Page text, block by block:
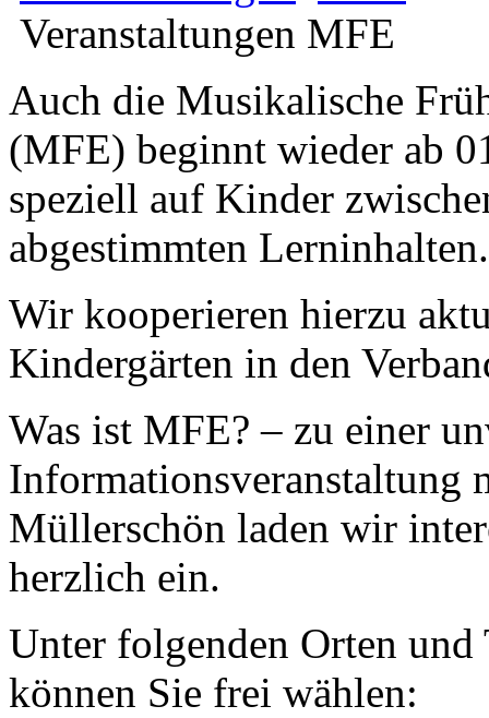
Veranstaltungen MFE
Auch die Musikalische
(MFE) beginnt wieder ab
speziell auf Kinder
abgestimmten Lerninhalten.
Wir kooperieren hierzu
Kindergärten in den
Was ist MFE? – zu einer
Informationsveranstaltung
Müllerschön laden wir
herzlich ein.
Unter folgenden Orten und
können Sie frei wählen: